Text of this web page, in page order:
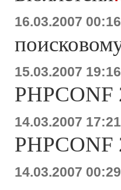
16.03.2007 00:16
15.03.2007 19:16
PHPCONF
14.03.2007 17:21
PHPCONF
14.03.2007 00:29